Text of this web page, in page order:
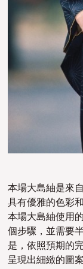
本場大島紬是來
具有優雅的色彩
本場大島紬使用
個步驟，並需要
是，依照預期的
呈現出細緻的圖案